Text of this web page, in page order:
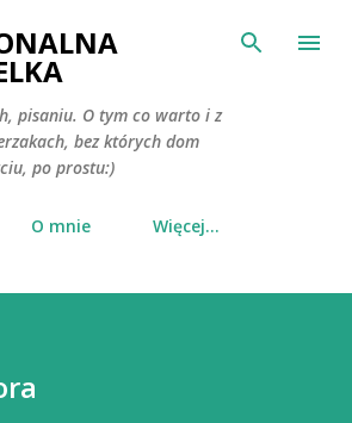
do głównej zawartości
pisaniu. O tym co warto i z
bez których dom
po prostu:)
O mnie Więcej…